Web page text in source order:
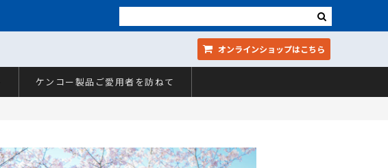
オンラインショップはこちら
ケンコー製品ご愛用者を訪ねて